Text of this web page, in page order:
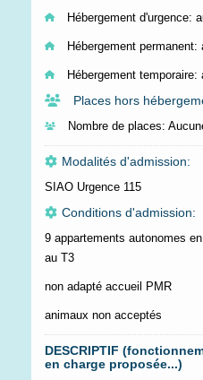
Hébergement d'urgence:
Hébergement permanent:
Hébergement temporaire:
Places hors
Nombre de places:
Modalités d'admission:
SIAO Urgence 115
Conditions d'admission:
9 appartements autonomes
au T3
non adapté accueil PMR
animaux non acceptés
DESCRIPTIF
en charge proposée...)